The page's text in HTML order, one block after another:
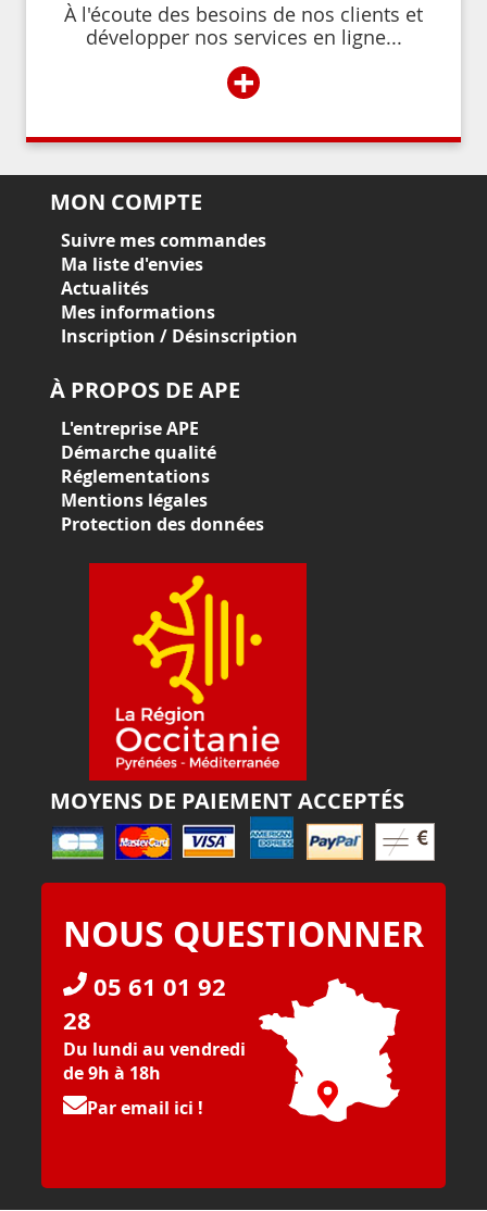
À l'écoute des besoins de nos clients et
développer nos services en ligne...
+
MON COMPTE
Suivre mes commandes
Ma liste d'envies
Actualités
Mes informations
Inscription / Désinscription
À PROPOS DE APE
L'entreprise APE
Démarche qualité
Réglementations
Mentions légales
Protection des données
MOYENS DE PAIEMENT ACCEPTÉS
NOUS QUESTIONNER
05 61 01 92
28
Du lundi au vendredi
de 9h à 18h
Par email ici !